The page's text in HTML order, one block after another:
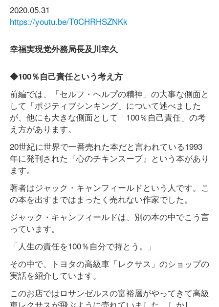
2020.05.31
https://youtu.be/T0CHRHSZNKk
幸福実現党外務局長及川幸久
◆100％自己責任という考え方
前編では、「セルフ・ヘルプの精神」の大事な側面と
して「ポジティブシンキング」について述べました
が、他にも大きな側面として「100％自己責任」の考
え方があります。
20世紀に世界で一番売れた本だと言われている1993
年に発刊された『心のチキンスープ』という本があり
ます。
著者はジャック・キャンフィールドという人です。こ
の本を出すまではまったく売れない作家でした。
ジャック・キャンフィールドは、別の本の中でこう言
っています。
「人生の責任を100％自分で持とう。」
その中で、トヨタの高級車「レクサス」のショップの
実話を紹介しています。
このお店ではロサンゼルスの富裕層がやってきて高級
車レクサスが飛ぶように売れていました。しかし